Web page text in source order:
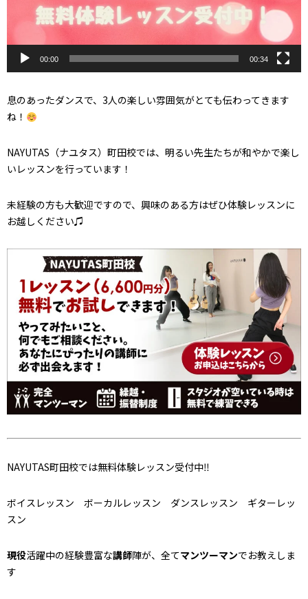
00:00 00:34
息のあったダンスで、3人の楽しい雰囲気がとても伝わってきます
ね！
NAYUTAS（ナユタス）町田校では、明るい先生たちが和やかで楽し
いレッスンを行っています！
未経験の方も大歓迎ですので、興味のある方はぜひ体験レッスンに
お越しください♫
NAYUTAS町田校では無料体験レッスン受付中‼
ボイスレッスン ボーカルレッスン ダンスレッスン ギターレッ
スン
現役活躍中の経験豊富な講師陣が、全てマンツーマンでお教えしま
す